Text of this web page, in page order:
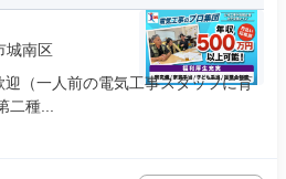
城南区
（一人前の電気工事スタッフに育
種...